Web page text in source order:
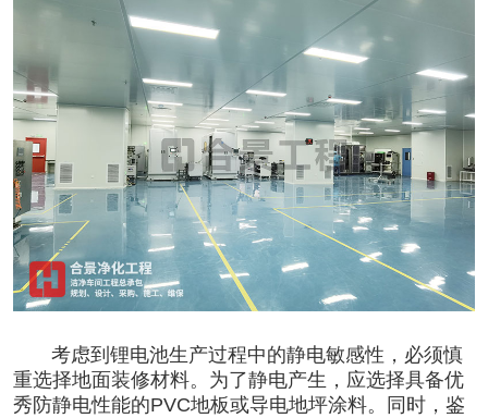
考虑到锂电池生产过程中的静电敏感性，必须慎
重选择地面装修材料。为了静电产生，应选择具备优
秀防静电性能的PVC地板或导电地坪涂料。同时，鉴